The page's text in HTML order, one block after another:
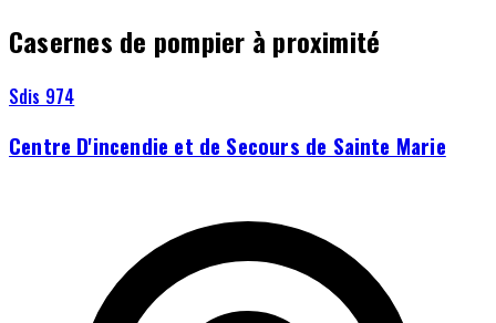
Casernes de pompier à proximité
Sdis 974
Centre D'incendie et de Secours de Sainte Marie